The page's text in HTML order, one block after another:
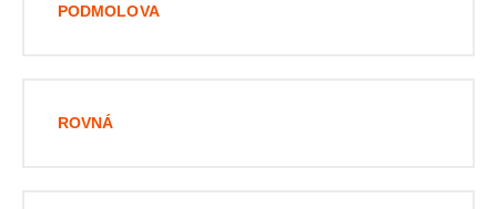
PODMOLOVA
ROVNÁ